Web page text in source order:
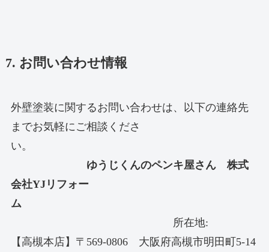
7. お問い合わせ情報
外壁塗装に関するお問い合わせは、以下の連絡先
までお気軽にご相談くださ
い。
ゆうじくんのペンキ屋さん 株式
会社YJリフォー
ム
所在地:
【高槻本店】〒569-0806 大阪府高槻市明田町5-14